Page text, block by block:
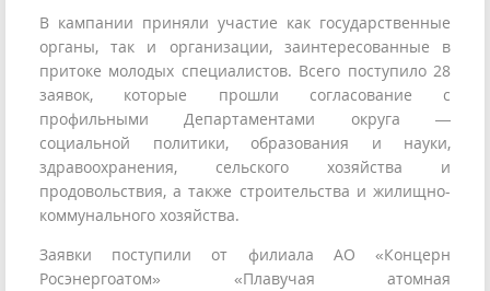
В кампании приняли участие как государственные
органы, так и организации, заинтересованные в
притоке молодых специалистов. Всего поступило 28
заявок, которые прошли согласование с
профильными Департаментами округа —
социальной политики, образования и науки,
здравоохранения, сельского хозяйства и
продовольствия, а также строительства и жилищно-
коммунального хозяйства.
Заявки поступили от филиала АО «Концерн
Росэнергоатом» «Плавучая атомная